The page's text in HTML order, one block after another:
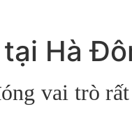
Hà
vai trò